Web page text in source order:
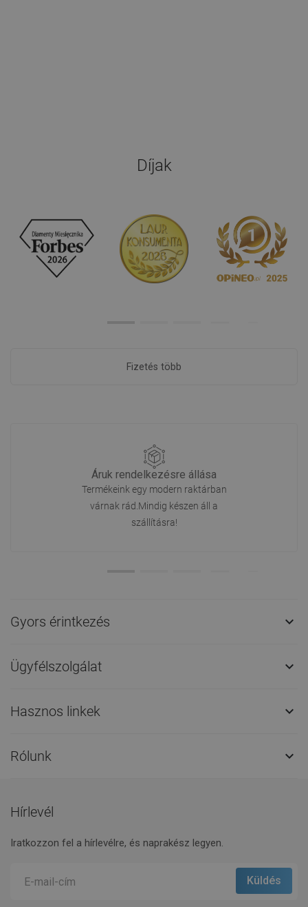
Díjak
Fizetés több
Áruk rendelkezésre állása
Termékeink egy modern raktárban
várnak rád.Mindig készen áll a
szállításra!
Gyors érintkezés 
Ügyfélszolgálat 
Hasznos linkek 
Rólunk 
Hírlevél
Iratkozzon fel a hírlevélre, és naprakész legyen.